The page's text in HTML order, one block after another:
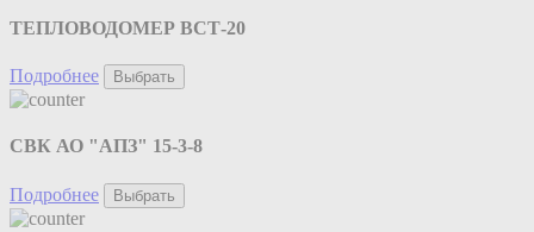
ТЕПЛОВОДОМЕР ВСТ-20
Подробнее Выбрать
СВК АО "АПЗ" 15-3-8
Подробнее Выбрать